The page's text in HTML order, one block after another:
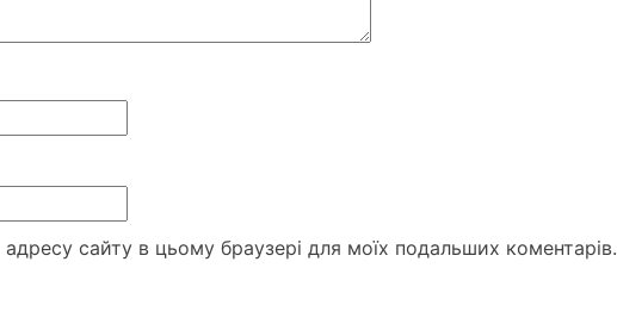
сайту в цьому браузері для моїх подальших коментарів.